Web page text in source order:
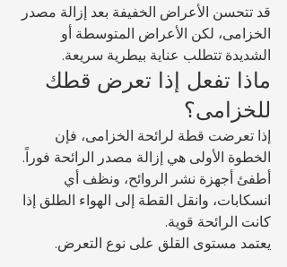
قد تتحسن الأعراض الخفيفة بعد إزالة مصدر
الخزامى، لكن الأعراض المتوسطة أو
الشديدة تتطلب عناية بيطرية سريعة.
ماذا تفعل إذا تعرض قطك
للخزامى؟
إذا تعرضت قطة لرائحة الخزامى، فإن
الخطوة الأولى هي إزالة مصدر الرائحة فوراً.
أطفئ أجهزة نشر الروائح، ونظف أي
انسكابات، وانقل القطة إلى الهواء الطلق إذا
كانت الرائحة قوية.
يعتمد مستوى القلق على نوع التعرض.